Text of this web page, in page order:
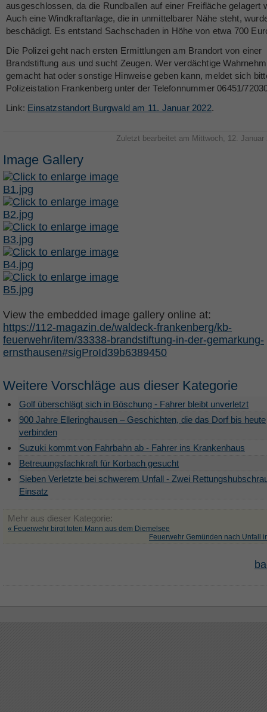
ausgeschlossen, da die Rundballen auf einer Freifläche gelagert
Auch eine Windkraftanlage, die in unmittelbarer Nähe steht,
beschädigt. Es entstand Sachschaden in Höhe von etwa 700
Die Polizei geht nach ersten Ermittlungen am Brandort von einer
Brandstiftung aus und sucht Zeugen. Wer verdächtige
gemacht hat oder sonstige Hinweise geben kann, meldet sich
Polizeistation Frankenberg unter der Telefonnummer 06451/
Link: Einsatzstandort Burgwald am 11. Januar 2022.
Zuletzt bearbeitet am Mittwoch, 12. Januar
Image Gallery
View the embedded image gallery online at:
https://112-magazin.de/waldeck-frankenberg/kb-
feuerwehr/item/33338-brandstiftung-in-der-gemarkung-
ernsthausen#sigProId39b6389450
Weitere Vorschläge aus dieser Kategorie
Golf überschlägt sich in Böschung - Fahrer bleibt unverletzt
900 Jahre Elleringhausen – Geschichten, die das Dorf bis heute
verbinden
Suzuki kommt von Fahrbahn ab - Fahrer ins Krankenhaus
Betreuungsfachkraft für Korbach gesucht
Sieben Verletzte bei schwerem Unfall - Zwei
Einsatz
Mehr aus dieser Kategorie:
« Feuerwehr birgt toten Mann aus dem Diemelsee
Feuerwehr Gemünden nach Unfall